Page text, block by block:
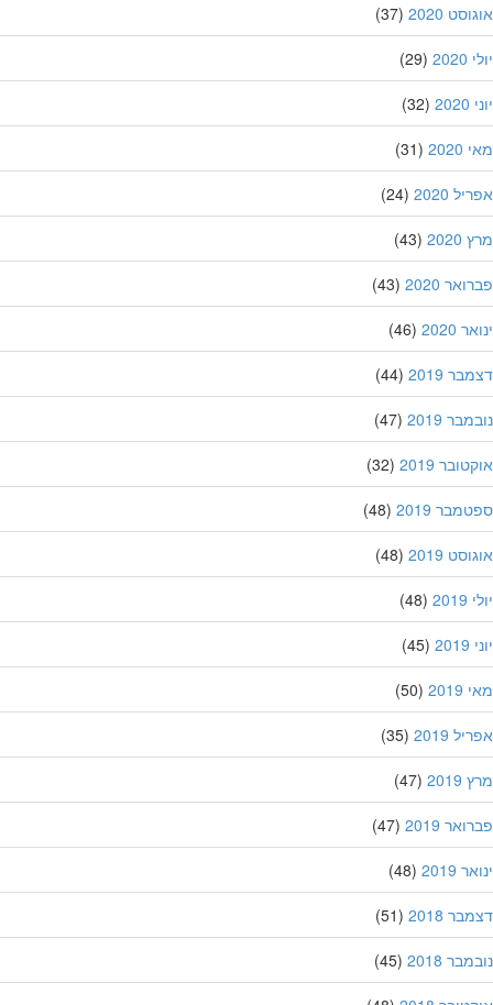
2020
(37)
(29)
(32)
(31)
2020
(24)
(43)
2020
(43)
2020
(46)
2019
(44)
2019
(47)
2019
(32)
2019
(48)
2019
(48)
(48)
(45)
(50)
2019
(35)
(47)
2019
(47)
2019
(48)
2018
(51)
2018
(45)